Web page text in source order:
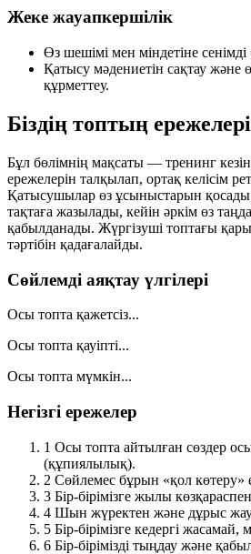
Жеке жауапкершілік
Өз шешімі мен міндетіне сенімді
Қатысу мәдениетін сақтау және
құрметтеу.
Біздің топтың ережелері
Бұл бөлімнің мақсаты — тренинг
ережелерін талқылап, ортақ келісім
Қатысушылар өз ұсыныстарын
тақтаға жазылады, кейін әркім өз
қабылданады. Жүргізуші топтағы
тәртібін қадағалайды.
Сөйлемді аяқтау үлгілері
Осы топта қажетсіз...
Осы топта қауіпті...
Осы топта мүмкін...
Негізгі ережелер
1 Осы топта айтылған сөздер
(құпиялылық).
2 Сөйлемес бұрын «қол көтеру»
3 Бір-бірімізге жылы
4 Шын жүректен және дұрыс
5 Бір-бірімізге кедергі жасамай,
6 Бір-бірімізді тыңдау және